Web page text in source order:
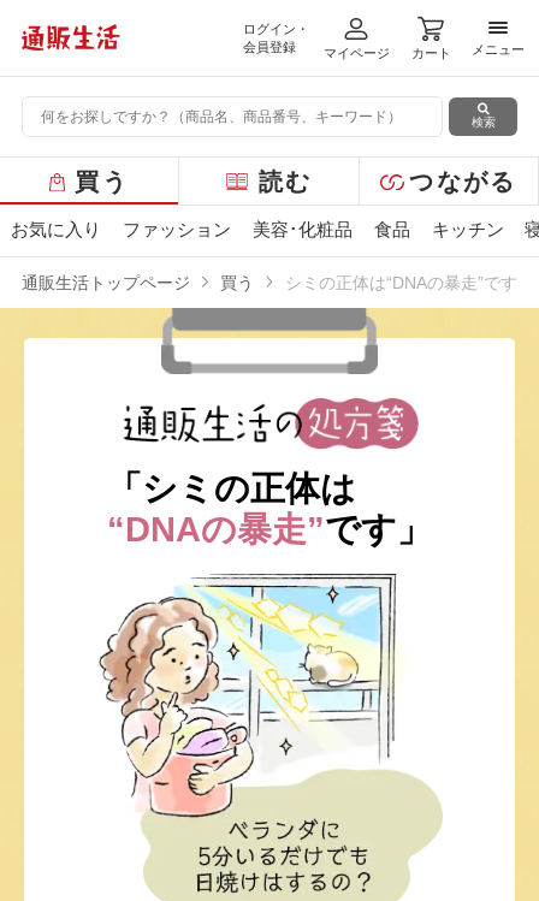
ログイン・
会員登録
マイページ カート
メニ
メニュー
検索
ー
バ
買う 読む つながる
お気に入り ファッション 美容･化粧品 食品 キッチン
通販生活トップページ 買う シミの正体は“DNAの暴走”です
「シミの正体は
“DNAの暴走”です」